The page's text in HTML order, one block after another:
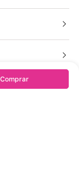
Comprar